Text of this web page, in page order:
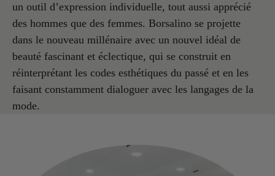
un outil d’expression individuelle, tout aussi apprécié
des hommes que des femmes. Borsalino se projette
dans le nouveau millénaire avec un nouvel idéal de
beauté fascinant et éclectique, qui se construit en
réinterprétant les codes esthétiques du passé et en les
faisant constamment dialoguer avec les langages de la
mode.